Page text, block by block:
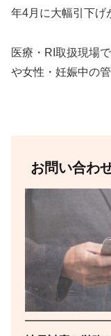
年4月に大幅引下げ
医療・RI取扱現場
や女性・妊娠中の
お問い合わ